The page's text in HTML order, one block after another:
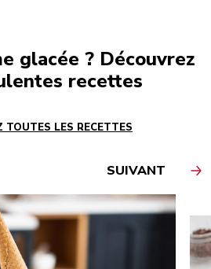
glacée ? Découvrez
recettes
TOUTES LES RECETTES
SUIVANT